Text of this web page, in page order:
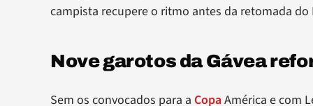
campista recupere o ritmo antes da retomada do
Nove garotos da Gávea
Sem os convocados para a CopaAmérica e com